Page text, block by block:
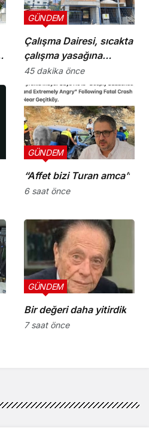
Çalışma Dairesi, sıcakta
çalışma yasağına
uymayan 19 iş yerine
uyarı verdi
GÜNDEM
45 dakika önce
“Affet bizi Turan amca”
GÜNDEM
6 saat önce
Bir değeri daha yitirdik
GÜNDEM
7 saat önce